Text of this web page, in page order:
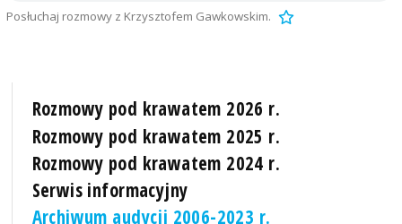
Posłuchaj rozmowy z Krzysztofem Gawkowskim.
Rozmowy pod krawatem 2026 r.
Rozmowy pod krawatem 2025 r.
Rozmowy pod krawatem 2024 r.
Serwis informacyjny
Archiwum audycji 2006-2023 r.